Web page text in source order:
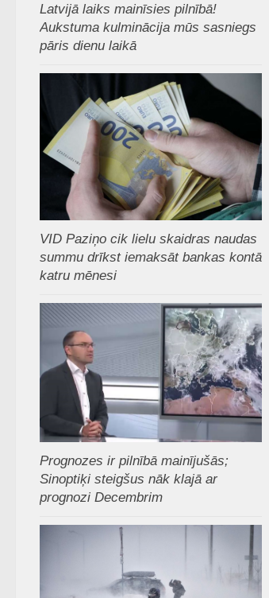
Latvijā laiks mainīsies pilnībā!
Aukstuma kulminācija mūs sasniegs
pāris dienu laikā
VID Paziņo cik lielu skaidras naudas
summu drīkst iemaksāt bankas kontā
katru mēnesi
Prognozes ir pilnībā mainījušās;
Sinoptiķi steigšus nāk klajā ar
prognozi Decembrim